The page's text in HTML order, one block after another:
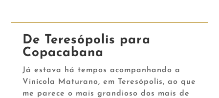
De Teresópolis para
Copacabana
Já estava há tempos acompanhando a
Vinícola Maturano, em Teresópolis, ao que
me parece o mais grandioso dos mais de